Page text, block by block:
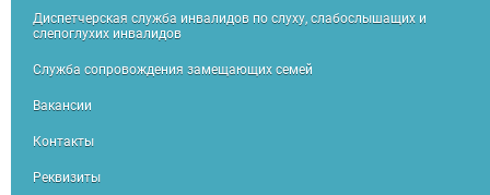
Диспетчерская служба инвалидов по слуху, слабослышащих и
слепоглухих инвалидов
Служба сопровождения замещающих семей
Вакансии
Контакты
Реквизиты